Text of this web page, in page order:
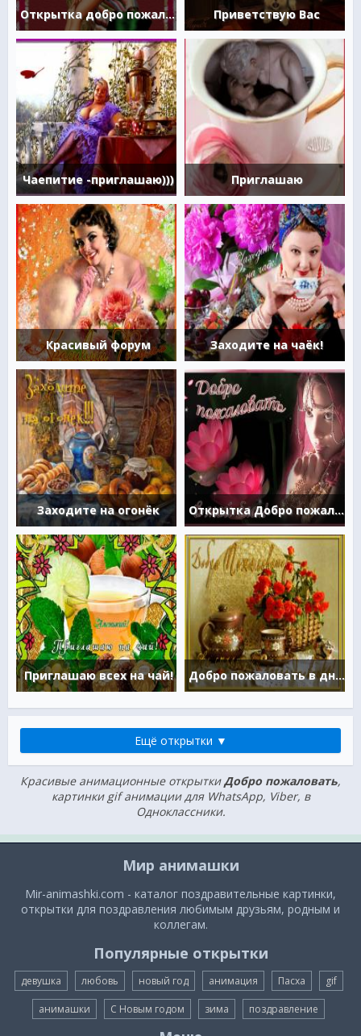
Открытка добро пожаловать Приветствую Вас
Чаепитие -приглашаю))) Приглашаю
Красивый форум Заходите на чаёк!
Заходите на огонёк Открытка Добро пожаловать в мой блог!
Приглашаю всех на чай! Добро пожаловать в дневник
Ещё открытки ▼
Красивые анимационные открыткиДобро пожаловать,
картинки gif анимации для WhatsApp, Viber, в
Одноклассники.
Мир анимашки
Mir-animashki.com - каталог поздравительные картинки,
открытки для поздравления любимым друзьям, родным и
коллегам.
Популярные открытки
девушка любовь новый год анимация Пасха gif
анимашки С Новым годом зима поздравление